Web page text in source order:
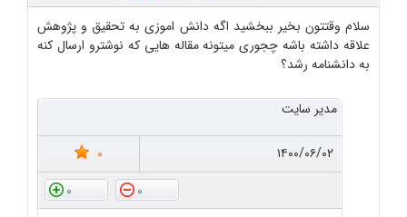
سلام وقتتون بخیر ببخشید اگه دانش اموزی به تحقیق و پژوهش
علاقه داشته باشه چجوری میتونه مقاله هایی که نوشترو ارسال کنه
به دانشنامه رشد؟
مدیر سایت
۱۴۰۰/۰۶/۰۲
0
0
0